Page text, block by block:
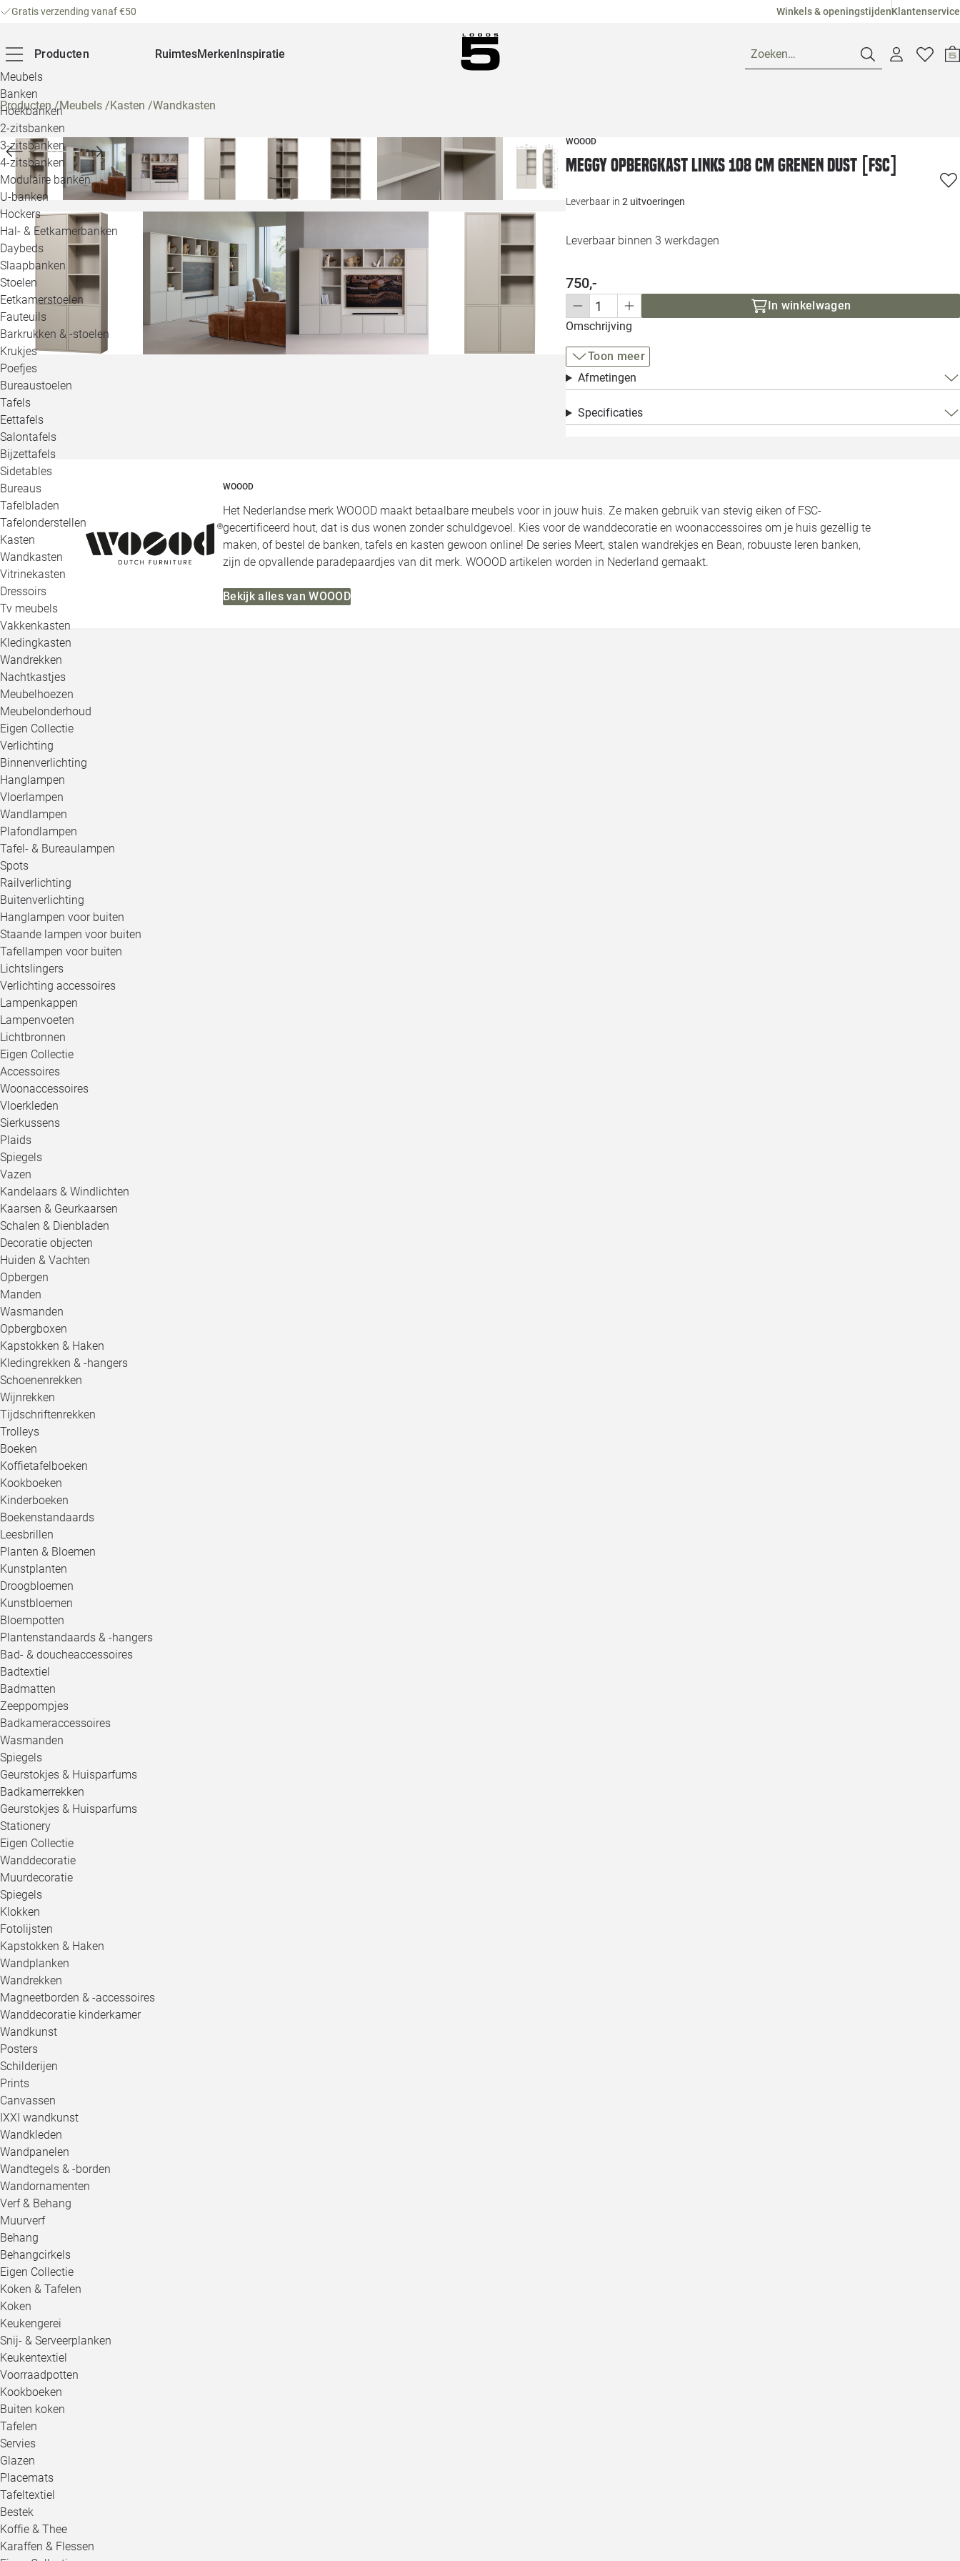
Gratis verzending vanaf €50 Winkels & openingstijdenKlantenservice
Producten
Meubels
Banken
Hoekbanken
2-zitsbanken
3-zitsbanken
4-zitsbanken
Modulaire banken
U-banken
Hockers
Hal- & Eetkamerbanken
Daybeds
Slaapbanken
Stoelen
Eetkamerstoelen
Fauteuils
Barkrukken & -stoelen
Krukjes
Poefjes
Bureaustoelen
Tafels
Eettafels
Salontafels
Bijzettafels
Sidetables
Bureaus
Tafelbladen
Tafelonderstellen
Kasten
Wandkasten
Vitrinekasten
Dressoirs
Tv meubels
Vakkenkasten
Kledingkasten
Wandrekken
Nachtkastjes
Meubelhoezen
Meubelonderhoud
Eigen Collectie
Verlichting
Binnenverlichting
Hanglampen
Vloerlampen
Wandlampen
Plafondlampen
Tafel- & Bureaulampen
Spots
Railverlichting
Buitenverlichting
Hanglampen voor buiten
Staande lampen voor buiten
Tafellampen voor buiten
Lichtslingers
Verlichting accessoires
Lampenkappen
Lampenvoeten
Lichtbronnen
Eigen Collectie
Accessoires
Woonaccessoires
Vloerkleden
Sierkussens
Plaids
Spiegels
Vazen
Kandelaars & Windlichten
Kaarsen & Geurkaarsen
Schalen & Dienbladen
Decoratie objecten
Huiden & Vachten
Opbergen
Manden
Wasmanden
Opbergboxen
Kapstokken & Haken
Kledingrekken & -hangers
Schoenenrekken
Wijnrekken
Tijdschriftenrekken
Trolleys
Boeken
Koffietafelboeken
Kookboeken
Kinderboeken
Boekenstandaards
Leesbrillen
Planten & Bloemen
Kunstplanten
Droogbloemen
Kunstbloemen
Bloempotten
Plantenstandaards & -hangers
Bad- & doucheaccessoires
Badtextiel
Badmatten
Zeeppompjes
Badkameraccessoires
Wasmanden
Spiegels
Geurstokjes & Huisparfums
Badkamerrekken
Geurstokjes & Huisparfums
Stationery
Eigen Collectie
Wanddecoratie
Muurdecoratie
Spiegels
Klokken
Fotolijsten
Kapstokken & Haken
Wandplanken
Wandrekken
Magneetborden & -accessoires
Wanddecoratie kinderkamer
Wandkunst
Posters
Schilderijen
Prints
Canvassen
IXXI wandkunst
Wandkleden
Wandpanelen
Wandtegels & -borden
Wandornamenten
Verf & Behang
Muurverf
Behang
Behangcirkels
Eigen Collectie
Koken & Tafelen
Koken
Keukengerei
Snij- & Serveerplanken
Keukentextiel
Voorraadpotten
Kookboeken
Buiten koken
Tafelen
Servies
Glazen
Placemats
Tafeltextiel
Bestek
Koffie & Thee
Karaffen & Flessen
RuimtesMerkenInspiratie Zoeken…
Pagina suggesties
Loods 5
Loods 5
Alle
Producten/Meubels /Kasten /Wandkasten
WOOOD
Meggy opbergkast links 108 cm grenen dust [fsc]
Leverbaar in 2 uitvoeringen
Leverbaar binnen 3 werkdagen
750,-
In winkelwagen
Omschrijving
Toon meer
Afmetingen
Specificaties
WOOOD
Het Nederlandse merk WOOOD maakt betaalbare meubels voor in jouw huis. Ze maken gebruik van stevig eiken of FSC-
gecertificeerd hout, dat is dus wonen zonder schuldgevoel. Kies voor de wanddecoratie en woonaccessoires om je huis gezellig te
maken, of bestel de banken, tafels en kasten gewoon online! De series Meert, stalen wandrekjes en Bean, robuuste leren banken,
zijn de opvallende paradepaardjes van dit merk. WOOOD artikelen worden in Nederland gemaakt.
Bekijk alles van WOOOD